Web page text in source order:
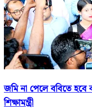
জমি না পেলে ববিতে হবে
শিক্ষামন্ত্রী